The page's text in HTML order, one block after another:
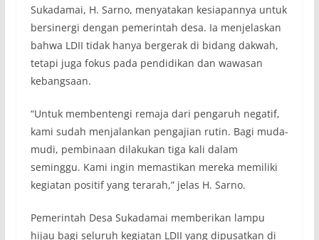
Sukadamai, H. Sarno, menyatakan kesiapannya untuk
bersinergi dengan pemerintah desa. Ia menjelaskan
bahwa LDII tidak hanya bergerak di bidang dakwah,
tetapi juga fokus pada pendidikan dan wawasan
kebangsaan.
“Untuk membentengi remaja dari pengaruh negatif,
kami sudah menjalankan pengajian rutin. Bagi muda-
mudi, pembinaan dilakukan tiga kali dalam
seminggu. Kami ingin memastikan mereka memiliki
kegiatan positif yang terarah,” jelas H. Sarno.
Pemerintah Desa Sukadamai memberikan lampu
hijau bagi seluruh kegiatan LDII yang dipusatkan di